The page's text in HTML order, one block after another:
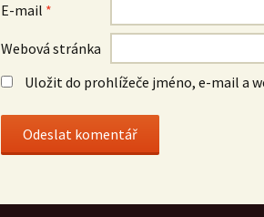
E-mail *
Webová stránka
Uložit do prohlížeče jméno, e-mail a